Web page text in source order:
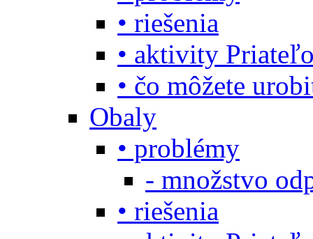
• riešenia
• aktivity
• čo môžete
Obaly
• problémy
- množstvo
• riešenia